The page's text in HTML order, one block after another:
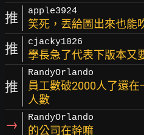
推 apple3924
笑死，丟給圖出來也能
推 cjacky1026
學長急了代表下版本又
推
RandyOrlando
員工數破2000人了還
人數
→ RandyOrlando
的公司在幹嘛